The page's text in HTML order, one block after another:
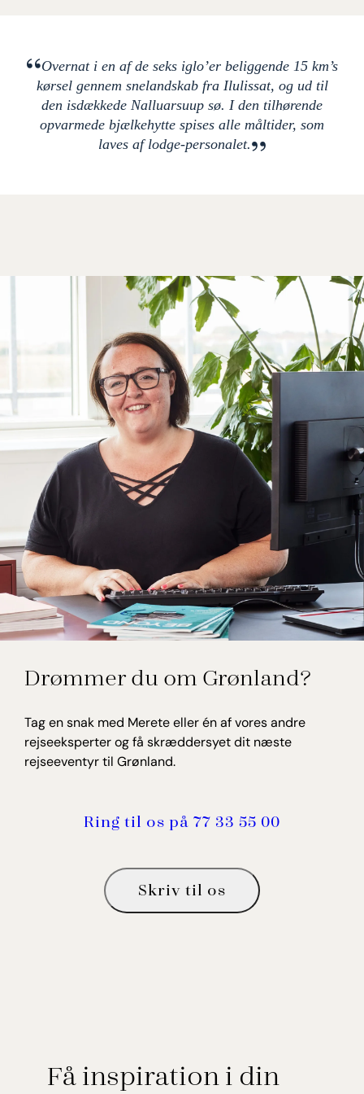
køjesengsværelser.Vær opmærksom på, at der
ikke er bade- og toiletforhold, men tørkloset i
bjælkehytten.
Nærmeste by: ca. 15 km
Nær ved: Nalluarsuup sø
Overnat i en af de seks iglo’er beliggende 15 km’s
kørsel gennem snelandskab fra Ilulissat, og ud til
den isdækkede Nalluarsuup sø. I den tilhørende
opvarmede bjælkehytte spises alle måltider, som
laves af lodge-personalet.
Merete Bach Kristensen
Drømmer du om Grønland?
Tag en snak med Merete eller én af vores andre
rejseeksperter og få skræddersyet dit næste
rejseeventyr til Grønland.
Ring til os på 77 33 55 00
Skriv til os
Få inspiration i din